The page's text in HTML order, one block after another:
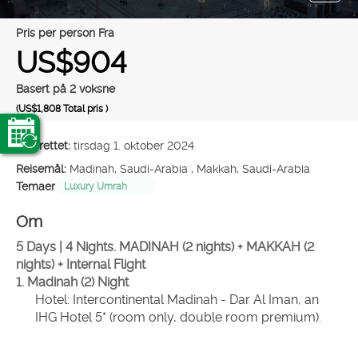
pris per person Fra
US$904
Basert på 2 voksne
(US$1,808Total pris)
Opprettet: tirsdag 1. oktober 2024
Reisemål: Madinah, Saudi-Arabia , Makkah, Saudi-Arabia
Temaer
Luxury Umrah
Om
5 Days | 4 Nights. MADINAH (2 nights) + MAKKAH (2
nights) + Internal Flight
1. Madinah (2) Night
Hotel: Intercontinental Madinah - Dar Al Iman, an
IHG Hotel 5* (room only, double room premium).